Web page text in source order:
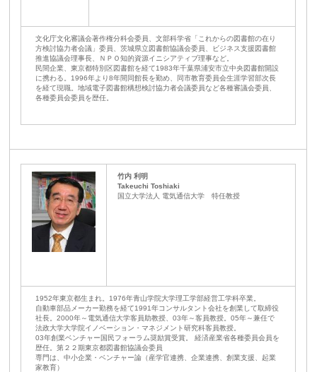
文化庁文化審議会著作権分科会委員、文部科学省「これからの図書館の在り
方検討協力者会議」委員、茨城県立図書館協議会委員、ビジネス支援図書館
推進協議会理事長、ＮＰＯ知的資源イニシアティブ理事など。
民間企業、東京都特別区図書館を経て1983年千葉県浦安市立中央図書館開設
に携わる。1996年より8年間同館長を勤め、同市教育委員会生涯学習部次長
を経て現職。地域電子図書館構想検討協力者会議委員など各種審議会委員、
各種委員会委員を歴任。
竹内 利明
Takeuchi Toshiaki
国立大学法人 電気通信大学 特任教授
1952年東京都生まれ。1976年青山学院大学理工学部経営工学科卒業。
自動車部品メーカー勤務を経て1991年コンサルタント会社を創業して取締役
社長。2000年～電気通信大学客員助教授、03年～客員教授。05年～兼任で
法政大学大学院イノベーション・マネジメント研究科客員教授。
03年創業ベンチャー国民フォーラム奨励賞受賞。 経済産業省各種委員会員を
歴任。第２２期東京都図書館協議会委員
専門は、中小企業・ベンチャー論（産学官連携、企業連携、創業支援、起業
家教育）